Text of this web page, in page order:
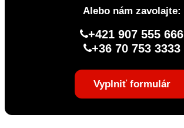
Alebo nám zavolajte:
+421 907 555 666
+36 70 753 3333
Vyplniť formulár